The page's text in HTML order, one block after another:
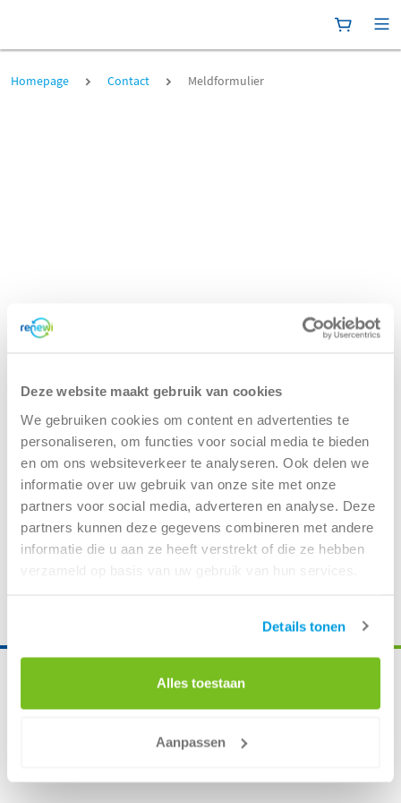
Deze website maakt gebruik van cookies
We gebruiken cookies om content en advertenties te
personaliseren, om functies voor social media te bieden
en om ons websiteverkeer te analyseren. Ook delen we
informatie over uw gebruik van onze site met onze
partners voor social media, adverteren en analyse. Deze
partners kunnen deze gegevens combineren met andere
informatie die u aan ze heeft verstrekt of die ze hebben
verzameld op basis van uw gebruik van hun services.
Details tonen
Alles toestaan
Aanpassen
Homepage Contact Meldformulier
Meldformulier